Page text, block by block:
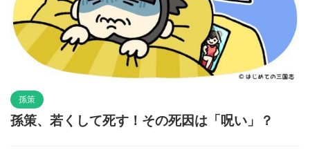
孫策
孫策、若くして死す！その死因は「呪い」？